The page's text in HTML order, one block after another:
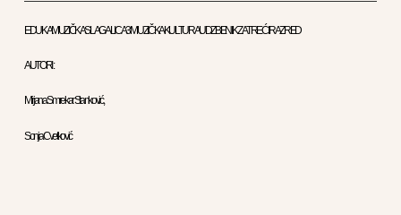
EDUKA MUZIČKA SLAGALICA 3 MUZIČKA KULTURA UDZBENIK ZA TREĆI RAZRED
AUTORI :
Mirjana Smrekar Stanković,
Sonja Cvetković